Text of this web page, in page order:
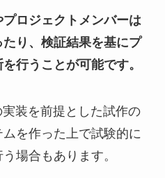
ロジェクトメンバーは
り、検証結果を基にプ
行うことが可能です。
装を前提とした試作の
を作った上で試験的に
場合もあります。